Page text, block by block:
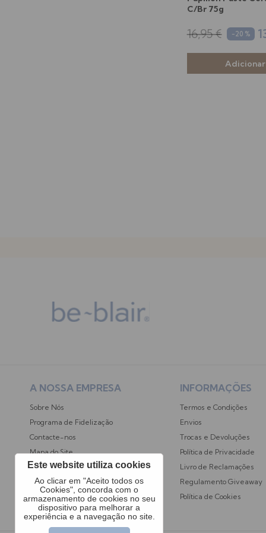
C/Br 75g
16,95 € -20 %
A NOSSA EMPRESA
Sobre Nós
Programa de Fidelização
Contacte-nos
Mapa do Site
Opiniões dos Clientes
INFORMAÇÕES
Termos e Condições
Envios
Trocas e Devoluções
Política de Privacidade
Livro de Reclamações
Regulamento Giveaway
Política de Cookies
Este website utiliza cookies
Ao clicar em "Aceito todos os
Cookies", concorda com o
armazenamento de cookies no seu
dispositivo para melhorar a
experiência e a navegação no site.